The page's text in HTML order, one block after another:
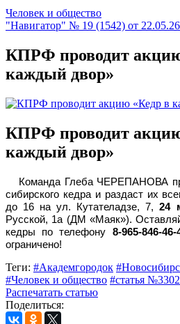
Человек и общество
"Навигатор" № 19 (1542) от 22.05.26
КПРФ проводит
каждый двор»
КПРФ проводит
каждый двор»
Команда Глеба ЧЕРЕПАНОВА
сибирского кедра и раздаст их
до 16 на ул. Кутателадзе, 7,24
Русской, 1а (ДМ «Маяк»).
кедры по телефону 8-965-846-46-
ограничено!
Теги: #Академгородок
#Человек и общество #статья
Распечатать статью
Поделиться: